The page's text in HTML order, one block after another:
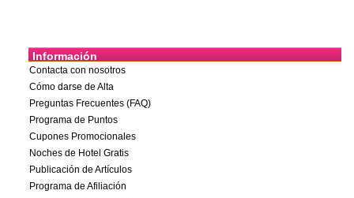
Información
Contacta con nosotros
Cómo darse de Alta
Preguntas Frecuentes (FAQ)
Programa de Puntos
Cupones Promocionales
Noches de Hotel Gratis
Publicación de Artículos
Programa de Afiliación